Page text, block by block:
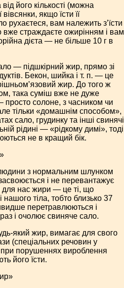
його кількості (можна
якщо їсти її
рухаєтеся, вам належить з’їсти
страждаєте ожирінням і вам
дієта — не більше 10 г в
— підшкірний жир, прямо зі
Бекон, шийка і т. п. — це
жир. До того ж
така суміш вже не дуже
солоне, з часником чи
тільки «домашнім способом»,
сало, грудинку та інші свинячі
рідині — «рідкому димі», тоді
не в кращий бік.
з нормальним шлунком
і не перевантажує
для нас жири — це ті, що
тіла, тобто близько 37
перетравлюються і
і очолює свиняче сало.
який жир, вимагає для свого
(спеціальних речовин у
порушеннях вироблення
його їсти.